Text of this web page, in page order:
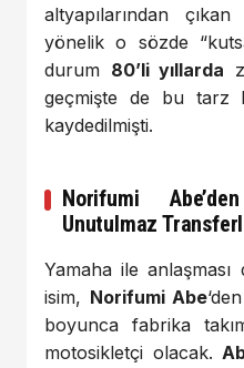
altyapılarından
yönelik o sözde
durum 80’li yıllarda
geçmişte de bu tarz
kaydedilmişti.
Norifumi
Unutulmaz
Yamaha ile
isim, Norifumi Abe
boyunca fabrika
motosikletçi olacak.